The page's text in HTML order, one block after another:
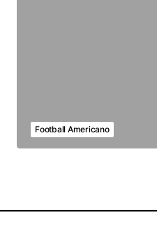
Football Americano